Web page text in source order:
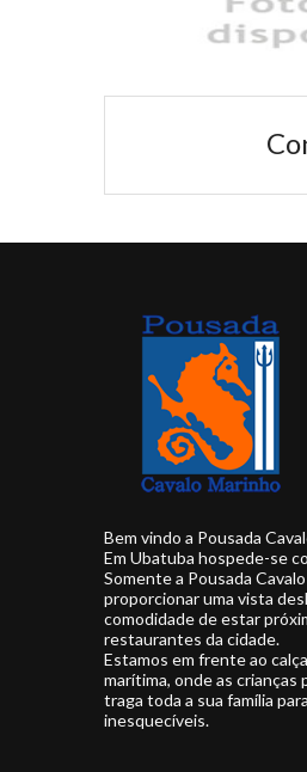
Bem vindo a Pousada
Em Ubatuba hospede-se
Somente a Pousada
proporcionar uma vista
comodidade de estar
restaurantes da cidade.
Estamos em frente ao
marítima, onde as crianças
traga toda a sua família
inesquecíveis.